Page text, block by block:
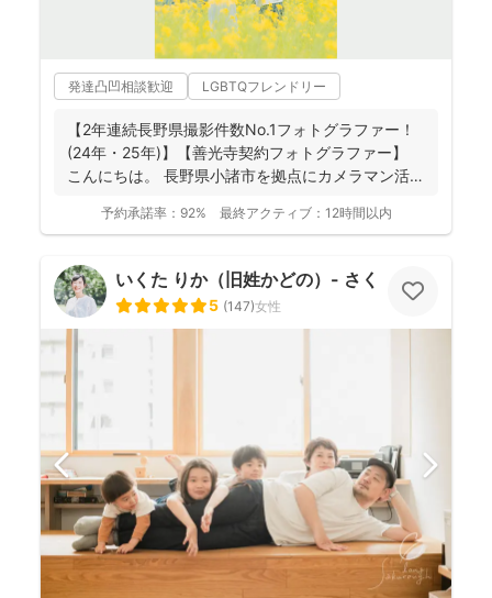
発達凸凹相談歓迎 LGBTQフレンドリー
【2年連続長野県撮影件数No.1フォトグラファー！
(24年・25年)】【善光寺契約フォトグラファー】
こんにちは。 長野県小諸市を拠点にカメラマン活
予約承諾率： 92% 最終アクティブ： 12時間以内
いくた りか（旧姓かどの）- さくらふ写真 -
5 (147)女性